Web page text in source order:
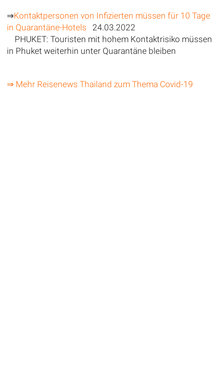
⇒Kontaktpersonen von Infizierten müssen für 10 Tage
in Quarantäne-Hotels 24.03.2022
PHUKET: Touristen mit hohem Kontaktrisiko müssen
in Phuket weiterhin unter Quarantäne bleiben
⇒ Mehr Reisenews Thailand zum Thema Covid-19